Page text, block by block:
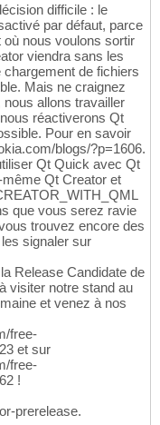
difficile : le
par défaut, parce
nous voulons sortir
viendra sans les
de fichiers
Mais ne craignez
allons travailler
réactiverons Qt
Pour en savoir
blogs/?p=1606.
Qt Quick avec Qt
Qt Creator et
que vous serez ravie
trouvez encore des
signaler sur
Release Candidate de
visiter notre stand au
et venez à nos
free-
et sur
free-
!
prerelease.